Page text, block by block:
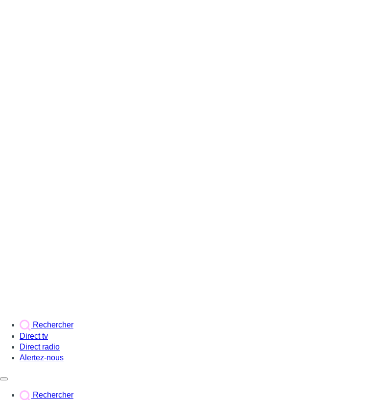
Rechercher
Direct tv
Direct radio
Alertez-nous
Rechercher